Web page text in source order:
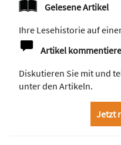
Gelesene Artikel
Ihre Lesehistorie auf
Artikel
Diskutieren Sie mit und
unter den Artikeln.
Jetzt